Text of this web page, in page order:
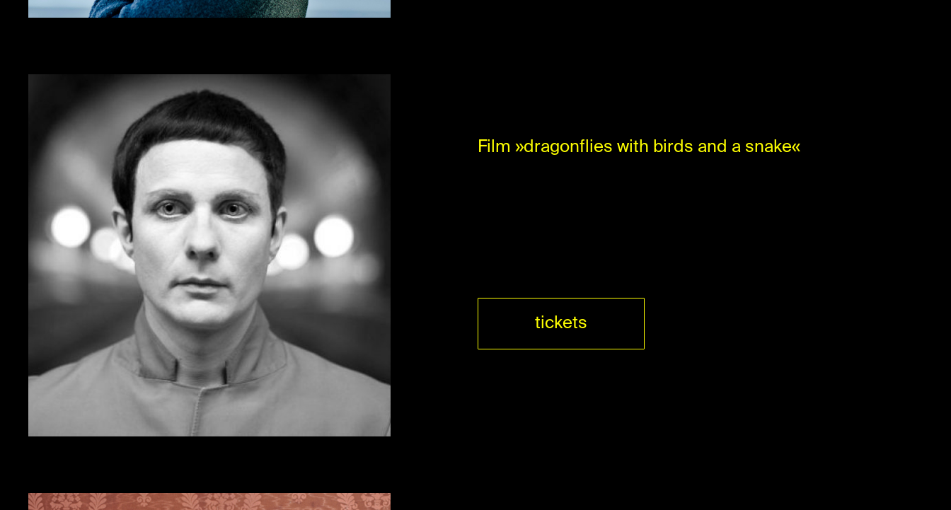
Film »dragonflies with birds and a snake«
tickets